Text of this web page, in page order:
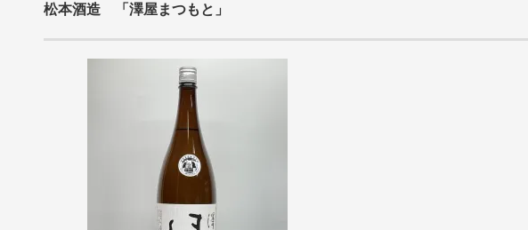
松本酒造 「澤屋まつもと」